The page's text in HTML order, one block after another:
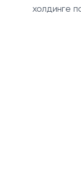
холдинге